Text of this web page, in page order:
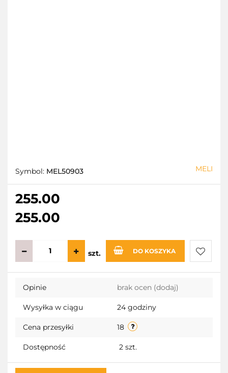
Symbol: MEL50903 MELI
255.00
255.00
szt. DO KOSZYKA
Do
Opinie brak ocen (dodaj)
Wysyłka w ciągu 24 godziny
Cena przesyłki 18
Dostępność 2 szt.